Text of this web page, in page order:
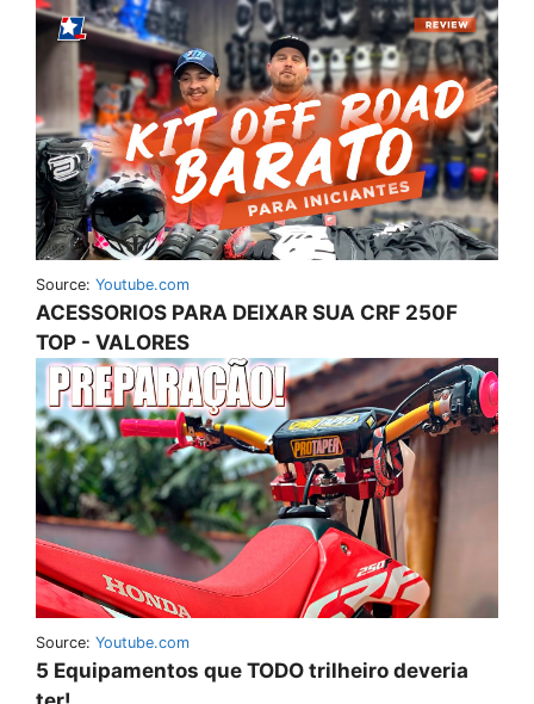
Source: Youtube.com
ACESSORIOS PARA DEIXAR SUA CRF 250F
TOP - VALORES
Source: Youtube.com
5 Equipamentos que TODO trilheiro deveria